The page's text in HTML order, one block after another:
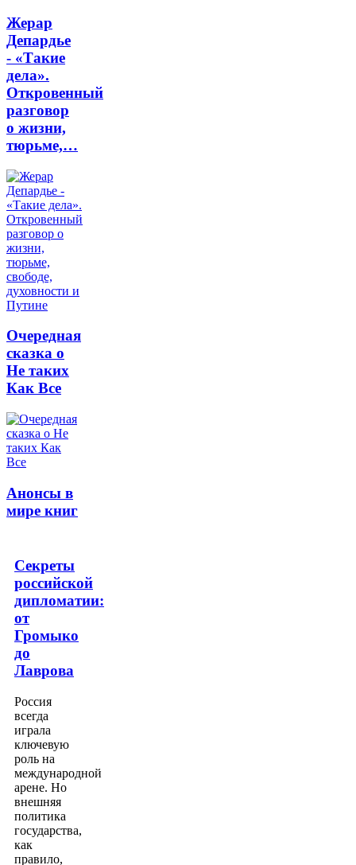
Жерар
Депардье
- «Такие
дела».
Откровенный
разговор
о жизни,
тюрьме,…
Очередная
сказка о
Не таких
Как Все
Анонсы в
мире книг
Секреты
российской
дипломатии:
от
Громыко
до
Лаврова
Россия
всегда
играла
ключевую
роль на
международной
арене. Но
внешняя
политика
государства,
как
правило,